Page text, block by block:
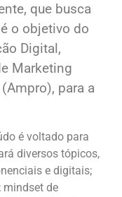
que busca
o objetivo do
Digital,
Marketing
para a
é voltado para
diversos tópicos,
e digitais;
mindset de